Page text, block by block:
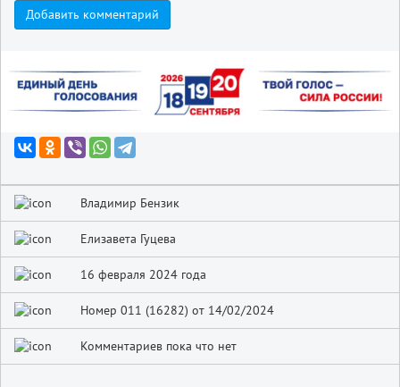
Добавить комментарий
Владимир Бензик
Елизавета Гуцева
16 февраля 2024 года
Номер 011 (16282) от 14/02/2024
Комментариев пока что нет